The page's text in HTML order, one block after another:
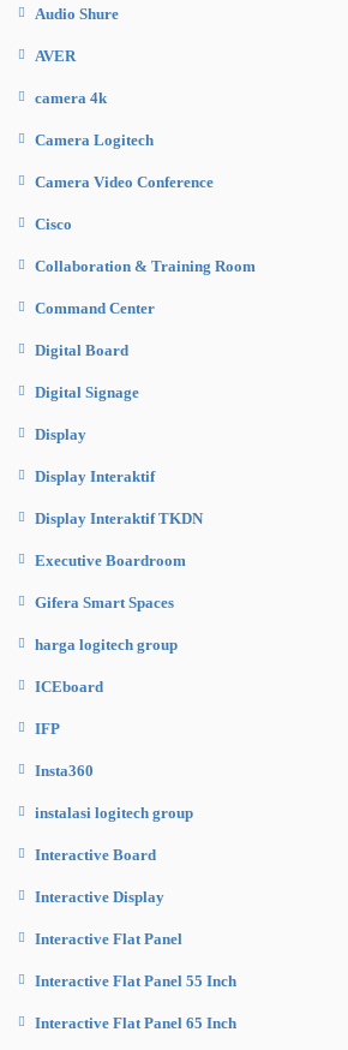
Audio Shure
AVER
camera 4k
Camera Logitech
Camera Video Conference
Cisco
Collaboration & Training Room
Command Center
Digital Board
Digital Signage
Display
Display Interaktif
Display Interaktif TKDN
Executive Boardroom
Gifera Smart Spaces
harga logitech group
ICEboard
IFP
Insta360
instalasi logitech group
Interactive Board
Interactive Display
Interactive Flat Panel
Interactive Flat Panel 55 Inch
Interactive Flat Panel 65 Inch